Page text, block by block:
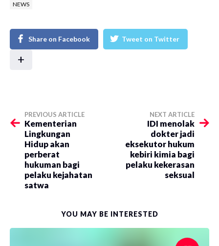
NEWS
Share on Facebook Tweet on Twitter
+
PREVIOUS ARTICLE
Kementerian
Lingkungan
Hidup akan
perberat
hukuman bagi
pelaku kejahatan
satwa
NEXT ARTICLE
IDI menolak
dokter jadi
eksekutor hukum
kebiri kimia bagi
pelaku kekerasan
seksual
YOU MAY BE INTERESTED